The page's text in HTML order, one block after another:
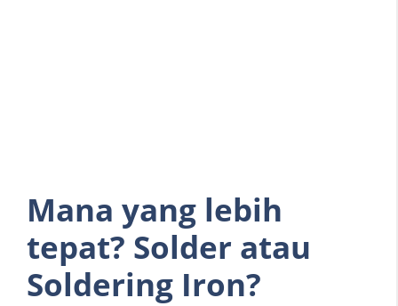
Mana yang lebih
tepat? Solder atau
Soldering Iron?